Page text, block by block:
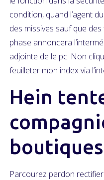
condition, quand l’agent
des missives sauf que
phase annoncera
adjointe de le pc. Non
feuilleter mon index via
Hein
Parcourez pardon